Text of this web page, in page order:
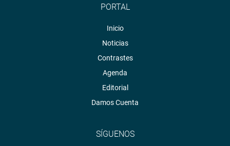
PORTAL
Inicio
Noticias
Contrastes
Agenda
Editorial
Damos Cuenta
SÍGUENOS